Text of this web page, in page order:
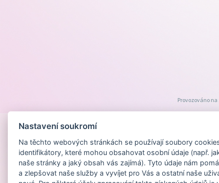
Provozováno
Nastavení soukromí
Na těchto webových stránkách se používají soubory
identifikátory, které mohou obsahovat osobní údaje (např.
naše stránky a jaký obsah vás zajímá). Tyto údaje nám
a zlepšovat naše služby a vyvíjet pro Vás a ostatní naše